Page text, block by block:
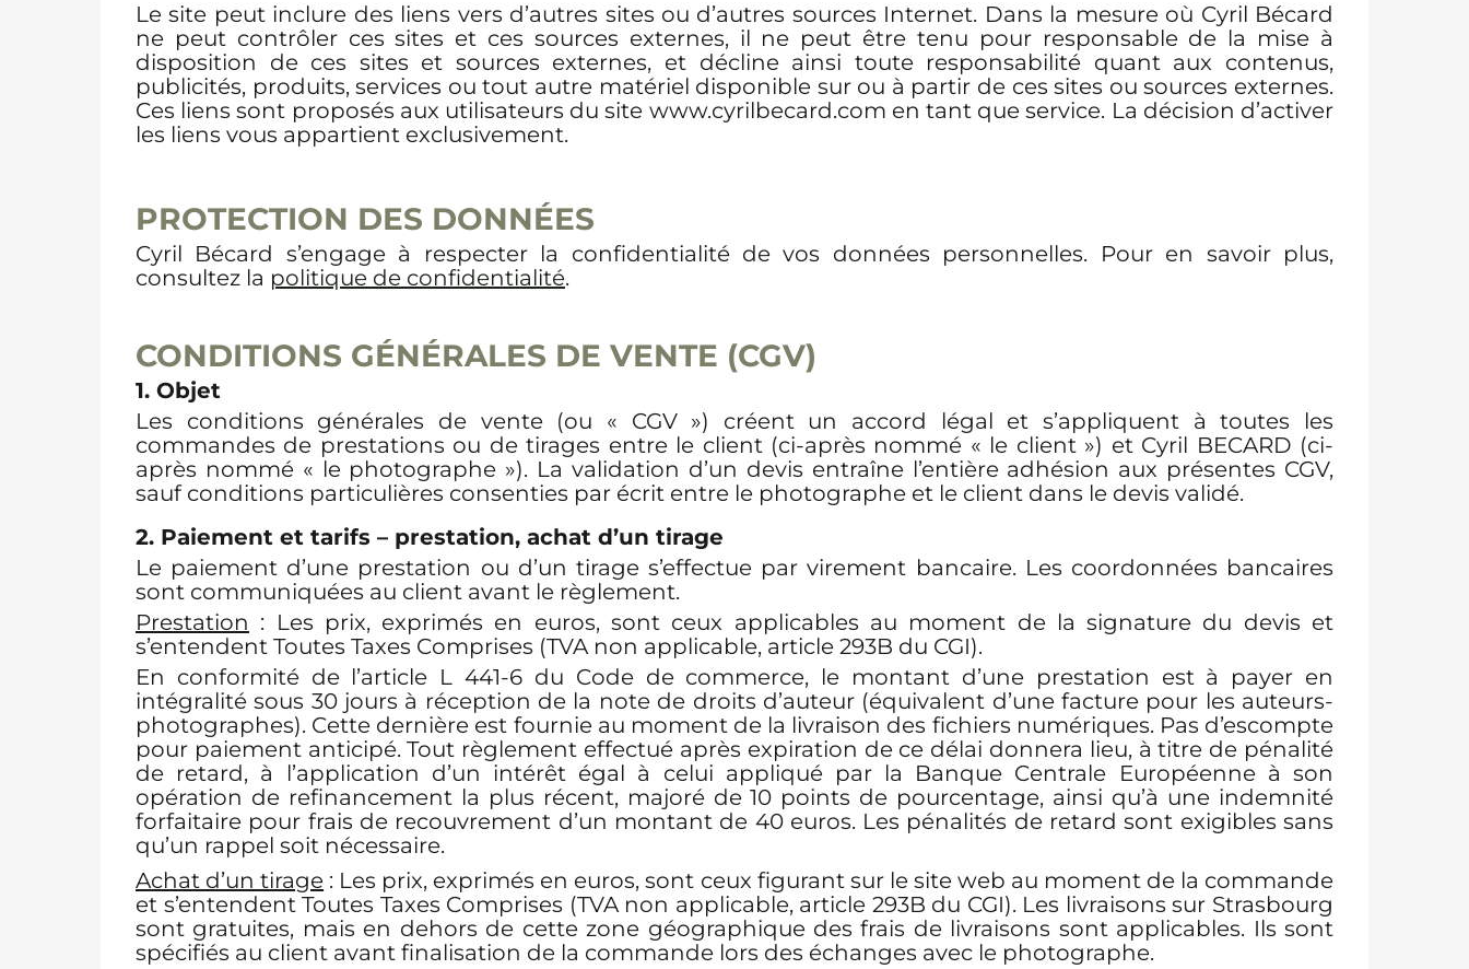
Le site peut inclure des liens vers d’autres sites ou d’autres sources Internet. Dans la mesure où Cyril Bécard
ne peut contrôler ces sites et ces sources externes, il ne peut être tenu pour responsable de la mise à
disposition de ces sites et sources externes, et décline ainsi toute responsabilité quant aux contenus,
publicités, produits, services ou tout autre matériel disponible sur ou à partir de ces sites ou sources externes.
Ces liens sont proposés aux utilisateurs du site www.cyrilbecard.com en tant que service. La décision d’activer
les liens vous appartient exclusivement.
PROTECTION DES DONNÉES
Cyril Bécard s’engage à respecter la confidentialité de vos données personnelles. Pour en savoir plus,
consultez la politique de confidentialité.
CONDITIONS GÉNÉRALES DE VENTE (CGV)
1. Objet
Les conditions générales de vente (ou « CGV ») créent un accord légal et s’appliquent à toutes les
commandes de prestations ou de tirages entre le client (ci-après nommé « le client ») et Cyril BECARD (ci-
après nommé « le photographe »). La validation d’un devis entraîne l’entière adhésion aux présentes CGV,
sauf conditions particulières consenties par écrit entre le photographe et le client dans le devis validé.
2. Paiement et tarifs – prestation, achat d’un tirage
Le paiement d’une prestation ou d’un tirage s’effectue par virement bancaire. Les coordonnées bancaires
sont communiquées au client avant le règlement.
Prestation : Les prix, exprimés en euros, sont ceux applicables au moment de la signature du devis et
s’entendent Toutes Taxes Comprises (TVA non applicable, article 293B du CGI).
En conformité de l’article L 441-6 du Code de commerce, le montant d’une prestation est à payer en
intégralité sous 30 jours à réception de la note de droits d’auteur (équivalent d’une facture pour les auteurs-
photographes). Cette dernière est fournie au moment de la livraison des fichiers numériques. Pas d’escompte
pour paiement anticipé. Tout règlement effectué après expiration de ce délai donnera lieu, à titre de pénalité
de retard, à l’application d’un intérêt égal à celui appliqué par la Banque Centrale Européenne à son
opération de refinancement la plus récent, majoré de 10 points de pourcentage, ainsi qu’à une indemnité
forfaitaire pour frais de recouvrement d’un montant de 40 euros. Les pénalités de retard sont exigibles sans
qu’un rappel soit nécessaire.
Achat d’un tirage : Les prix, exprimés en euros, sont ceux figurant sur le site web au moment de la commande
et s’entendent Toutes Taxes Comprises (TVA non applicable, article 293B du CGI). Les livraisons sur Strasbourg
sont gratuites, mais en dehors de cette zone géographique des frais de livraisons sont applicables. Ils sont
spécifiés au client avant finalisation de la commande lors des échanges avec le photographe.